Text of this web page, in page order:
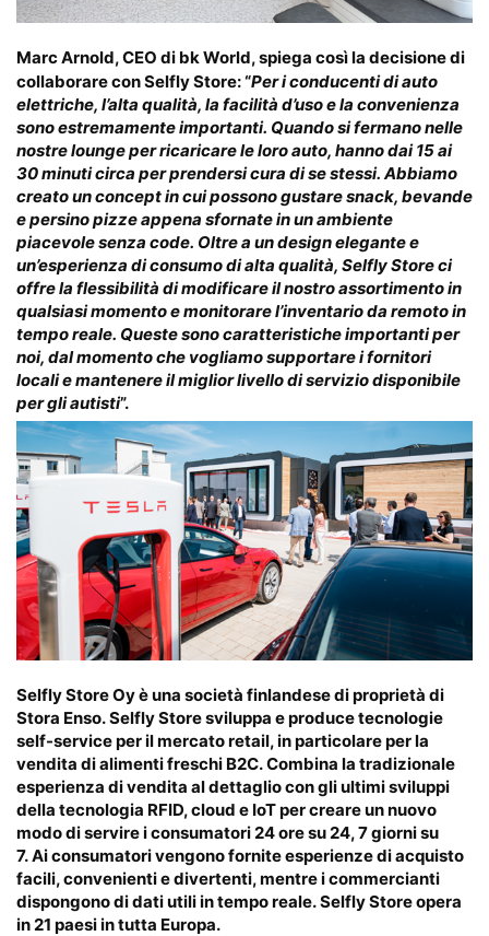
Marc Arnold,CEO di bk World, spiega così la decisione di
collaborare con Selfly Store: “Per i conducenti di auto
elettriche, l’alta qualità, la facilità d’uso e la convenienza
sono estremamente importanti. Quando si fermano nelle
nostre lounge per ricaricare le loro auto, hanno dai 15 ai
30 minuti circa per prendersi cura di se stessi.Abbiamo
creato un concept in cui possono gustare snack, bevande
e persino pizze appena sfornate in un ambiente
piacevole senza code. Oltre a un design elegante e
un’esperienza di consumo di alta qualità, Selfly Store ci
offre la flessibilità di modificare il nostro assortimento in
qualsiasi momento e monitorare l’inventario da remoto in
tempo reale. Queste sono caratteristiche importanti per
noi, dal momento che vogliamo supportare i fornitori
locali emantenere il miglior livello di serviziodisponibile
per gli autisti”.
Selfly Store Oy è una società finlandese di proprietà di
Stora Enso. Selfly Store sviluppa e produce tecnologie
self-service per il mercato retail, in particolare per la
vendita di alimenti freschi B2C. Combina la tradizionale
esperienza di vendita al dettaglio con gli ultimi sviluppi
della tecnologia RFID, cloud e IoT per creare un nuovo
modo di servire i consumatori 24 ore su 24, 7 giorni su
7. Ai consumatori vengono fornite esperienze di acquisto
facili, convenienti e divertenti, mentre i commercianti
dispongono di dati utili in tempo reale. Selfly Store opera
in 21 paesi in tutta Europa.